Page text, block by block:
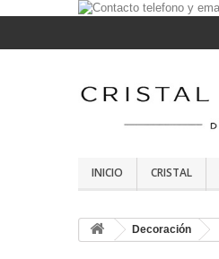
INICIO CRISTAL
Decoración